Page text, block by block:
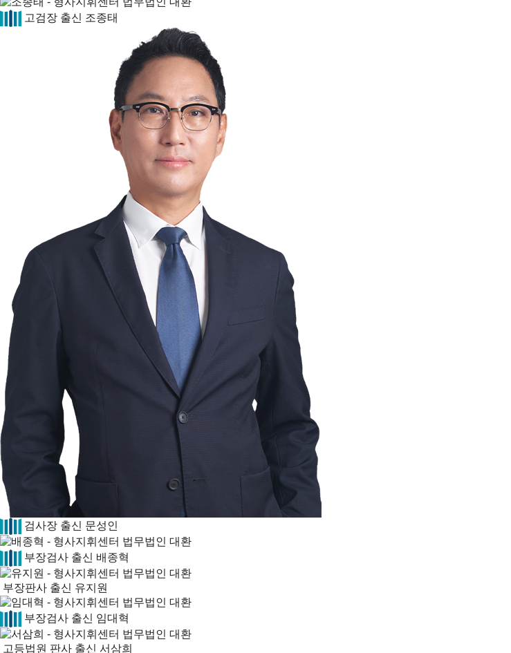
고검장 출신 조종태
검사장 출신 문성인
부장검사 출신 배종혁
부장판사 출신 유지원
부장검사 출신 임대혁
고등법원 판사 출신 서삼희